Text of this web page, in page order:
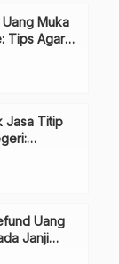
Muka
Tips Agar
Jasa Titip
Impor
Uang
Janji